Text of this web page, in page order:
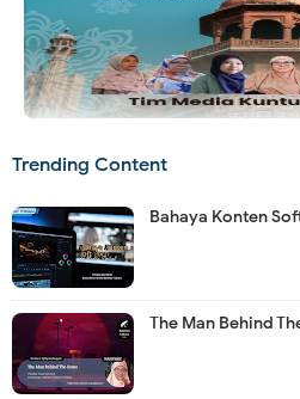
Trending Content
Bahaya Konten
The Man Behind